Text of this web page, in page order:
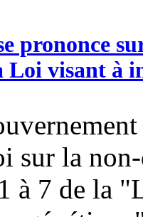
prononce
Loi visant à
sur la
à 7 de la